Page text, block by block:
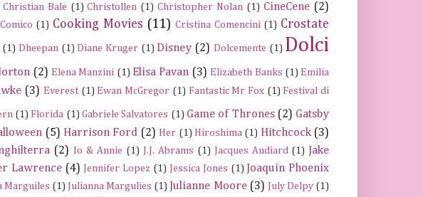
Christian Bale (1) Christollen (1) Christopher Nolan (1) CineCene (2)
Comico (1) Cooking Movies (11) Cristina Comencini (1) Crostate
(1) Dheepan (1) Diane Kruger (1) Disney (2) Dolcemente (1) Dolci
(2) Elena Manzini (1) Elisa Pavan (3) Elizabeth Banks (1) Emilia
(3) Everest (1) Ewan McGregor (1) Fantastic Mr Fox (1) Festival di
(1) Florida (1) Gabriele Salvatores (1) Game of Thrones (2) Gatsby
(5) Harrison Ford (2) Her (1) Hiroshima (1) Hitchcock (3)
(2) Io & Annie (1) J.J. Abrams (1) Jacques Audiard (1) Jake
Lawrence (4) Jennifer Lopez (1) Jessica Jones (1) Joaquin Phoenix
Marguiles (1) Julianna Margulies (1) Julianne Moore (3) July Delpy (1)